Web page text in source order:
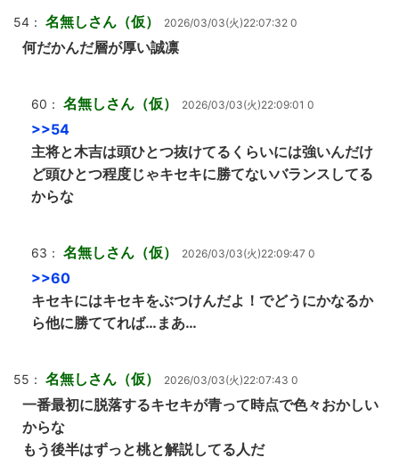
54： 名無しさん（仮） 2026/03/03(火)22:07:32 0
何だかんだ層が厚い誠凛
60： 名無しさん（仮） 2026/03/03(火)22:09:01 0
>>54
主将と木吉は頭ひとつ抜けてるくらいには強いんだけ
ど頭ひとつ程度じゃキセキに勝てないバランスしてる
からな
63： 名無しさん（仮） 2026/03/03(火)22:09:47 0
>>60
キセキにはキセキをぶつけんだよ！でどうにかなるか
ら他に勝ててれば…まあ…
55： 名無しさん（仮） 2026/03/03(火)22:07:43 0
一番最初に脱落するキセキが青って時点で色々おかしい
からな
もう後半はずっと桃と解説してる人だ